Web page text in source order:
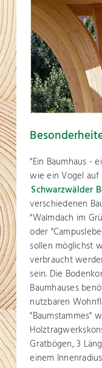
"Ein Baumhaus -
wie ein Vogel auf
Schwarzwälder
verschiedenen
"Walmdach im
oder
sollen möglichst
verbraucht
sein. Die
Baumhauses
nutzbaren
"Baumstammes"
Gratbögen, 3
einem